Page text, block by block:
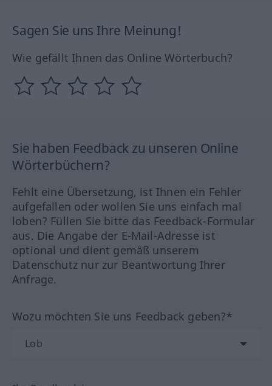
Sagen Sie uns Ihre Meinung!
Wie gefällt Ihnen das Online Wörterbuch?
Sie haben Feedback zu unseren Online
Wörterbüchern?
Fehlt eine Übersetzung, ist Ihnen ein Fehler
aufgefallen oder wollen Sie uns einfach mal
loben? Füllen Sie bitte das Feedback-Formular
aus. Die Angabe der E-Mail-Adresse ist
optional und dient gemäß unserem
Datenschutz nur zur Beantwortung Ihrer
Anfrage.
Wozu möchten Sie uns Feedback geben?*